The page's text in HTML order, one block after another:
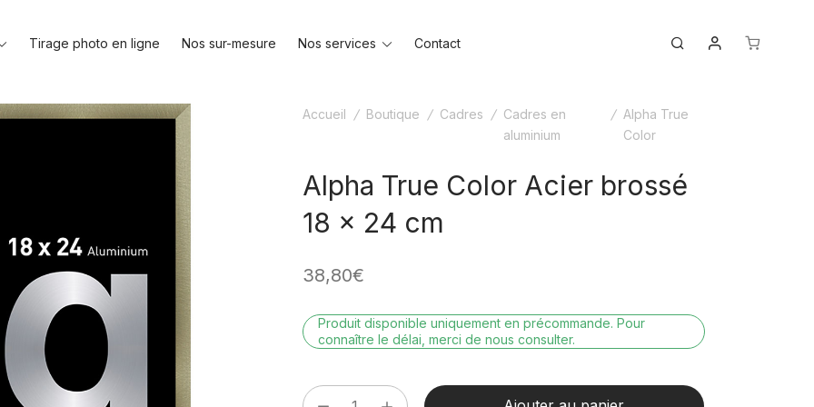
ToggleTirage photo en ligne Nos sur-mesure Nos services
ToggleContact Search Mon compte
Accueil / Boutique / Cadres / Cadres en
aluminium
/ Alpha True
Color
Alpha True Color Acier brossé
18 x 24 cm
38,80€
Produit disponible uniquement en précommande. Pour
connaître le délai, merci de nous consulter.
quantité